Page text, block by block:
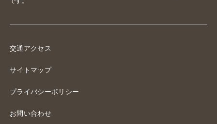
交通アクセス
サイトマップ
プライバシーポリシー
お問い合わせ